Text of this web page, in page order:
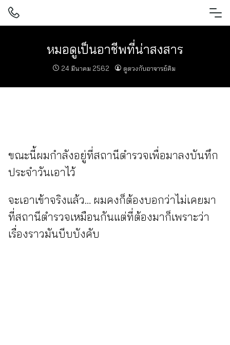
Skip
หมอดูเป็นอาชีพที่น่าสงสาร
24 มีนาคม 2562 ดูดวงกับอาจารย์คิม
ขณะนี้ผมกำลังอยู่ที่สถานีตำรวจเพื่อมาลงบันทึก
ประจำวันเอาไว้
จะเอาเข้าจริงแล้ว… ผมคงก็ต้องบอกว่าไม่เคยมา
ที่สถานีตำรวจเหมือนกันแต่ที่ต้องมาก็เพราะว่า
เรื่องราวมันบีบบังคับ